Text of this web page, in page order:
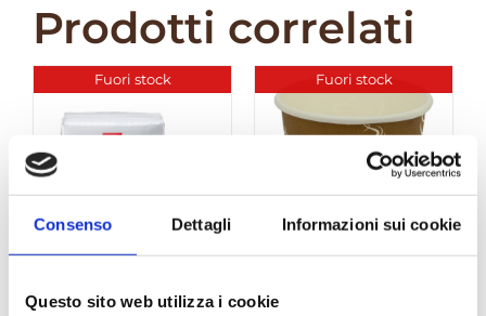
Consenso Dettagli Informazioni sui cookie
Questo sito web utilizza i cookie
Prodotti correlati
Fuori stock
Iperespresso –
Fuori stock
Bicchierini in